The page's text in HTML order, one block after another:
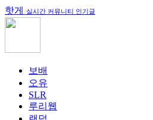
핫게 실시간 커뮤니티 인기글
보배
오유
SLR
루리웹